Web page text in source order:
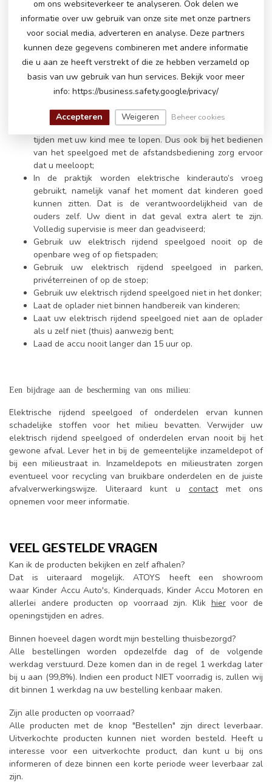
speelgoed. Bij een kleiner of 6 volt elektrisch rijdend
speelgoed wordt zelfs een kortere leeftijd indicatie
aangegeven;
Praktische leeftijd indicatie wordt per product op de
website aangegeven. Dat kan namelijk per product
verschillen;
Wij adviseren u ten alle tijden het product onder volledige
Ondanks dat producten (indien van toepassing) over een
afstandsbediening beschikken adviseren wij om ten alle
tijden met uw kind mee te lopen. Dus ook bij het bedienen
van het speelgoed met de afstandsbediening zorg ervoor
dat u meeloopt;
In de praktijk worden elektrische kinderauto’s vroeg
gebruikt, namelijk vanaf het moment dat kinderen goed
kunnen zitten. Dat is de verantwoordelijkheid van de
ouders zelf. Uw dient in dat geval extra alert te zijn.
Volledig supervisie is meer dan geadviseerd;
Gebruik uw elektrisch rijdend speelgoed nooit op de
openbare weg of op fietspaden;
Gebruik uw elektrisch rijdend speelgoed in parken,
privéterreinen of op de stoep;
Gebruik uw elektrisch rijdend speelgoed niet in het donker;
Laat de oplader niet binnen handbereik van kinderen;
Laat uw elektrisch rijdend speelgoed niet aan de oplader
als u zelf niet (thuis) aanwezig bent;
Laad de accu nooit langer dan 15 uur op.
Een bijdrage aan de bescherming van ons milieu:
Elektrische rijdend speelgoed of onderdelen ervan kunnen
schadelijke stoffen voor het milieu bevatten. Verwijder uw
elektrisch rijdend speelgoed of onderdelen ervan nooit bij het
gewone afval. Lever het in bij de gemeentelijke inzameldepot of
bij een milieustraat in. Inzameldepots en milieustraten zorgen
eventueel voor recycling van bruikbare onderdelen en de juiste
afvalverwerkingswijze. Uiteraard kunt u contactmet ons
opnemen voor meer informatie.
VEEL GESTELDE VRAGEN
Kan ik de producten bekijken en zelf afhalen?
Dat is uiteraard mogelijk. ATOYS heeft een showroom
waar Kinder Accu Auto's, Kinderquads, Kinder Accu Motoren en
allerlei andere producten op voorraad zijn. Klik hiervoor de
openingstijden en adres.
Binnen hoeveel dagen wordt mijn bestelling thuisbezorgd?
Alle bestellingen worden opdezelfde dag of de volgende
werkdag verstuurd. Deze komen dan in de regel 1 werkdag later
bij u aan (99,8%). Indien een product NIET voorradig is, zullen wij
dit binnen 1 werkdag na uw bestelling kenbaar maken.
Zijn alle producten op voorraad?
Alle producten met de knop "Bestellen" zijn direct leverbaar.
Uitverkochte producten kunnen niet worden besteld. Heeft u
interesse voor een uitverkochte product, dan kunt u bij ons
informeren of deze binnen een korte periode weer leverbaar zal
zijn.
om ons websiteverkeer te analyseren. Ook delen we
informatie over uw gebruik van onze site met onze partners
voor social media, adverteren en analyse. Deze partners
kunnen deze gegevens combineren met andere informatie
die u aan ze heeft verstrekt of die ze hebben verzameld op
basis van uw gebruik van hun services. Bekijk voor meer
info: https://business.safety.google/privacy/
Accepteren Weigeren Beheer cookies